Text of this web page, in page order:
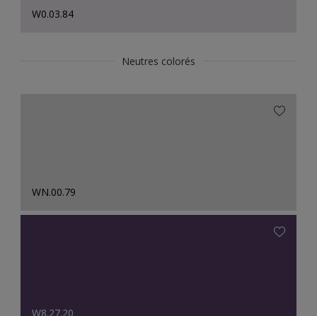
W0.03.84
Neutres colorés
WN.00.79
W8.27.20